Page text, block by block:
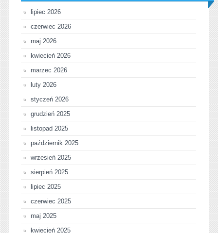
lipiec 2026
czerwiec 2026
maj 2026
kwiecień 2026
marzec 2026
luty 2026
styczeń 2026
grudzień 2025
listopad 2025
październik 2025
wrzesień 2025
sierpień 2025
lipiec 2025
czerwiec 2025
maj 2025
kwiecień 2025